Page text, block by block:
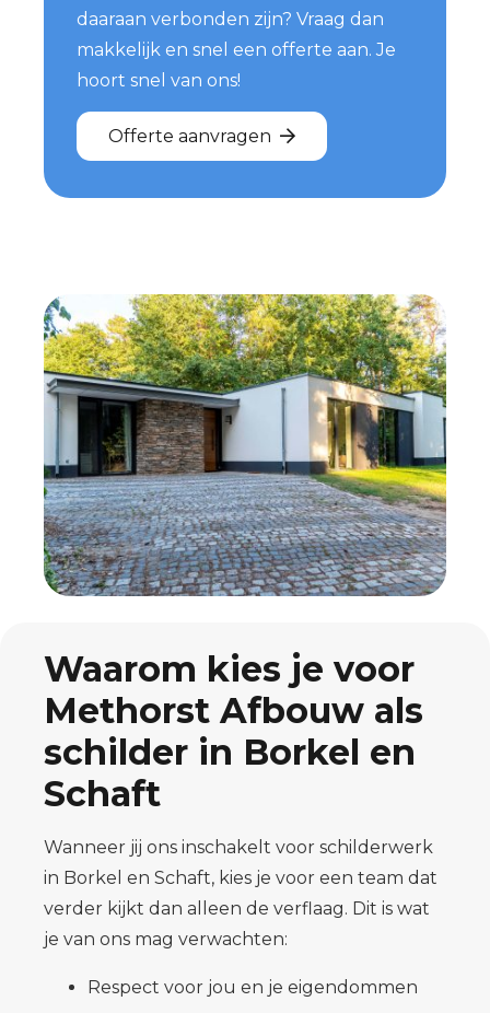
daaraan verbonden zijn? Vraag dan
makkelijk en snel een offerte aan. Je
hoort snel van ons!
Offerte aanvragen
Waarom kies je voor
Methorst Afbouw als
schilder in Borkel en
Schaft
Wanneer jij ons inschakelt voor schilderwerk
in Borkel en Schaft, kies je voor een team dat
verder kijkt dan alleen de verflaag. Dit is wat
je van ons mag verwachten:
Respect voor jou en je eigendommen